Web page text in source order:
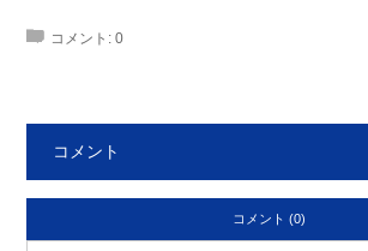
コメント: 0
コメント
コメント (0)